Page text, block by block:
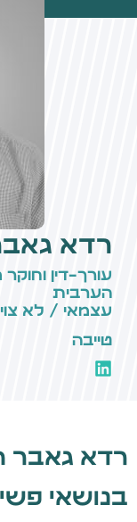
רדא
עורך-דין
הערבית
עצמאי / לא
טייבה
רדא גאבר
בנושאי